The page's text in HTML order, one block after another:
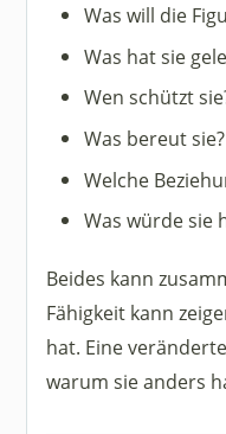
Was will die
Was hat sie
Wen schützt
Was bereut sie?
Welche
Was würde sie
Beides kann
Fähigkeit kann
hat. Eine
warum sie anders